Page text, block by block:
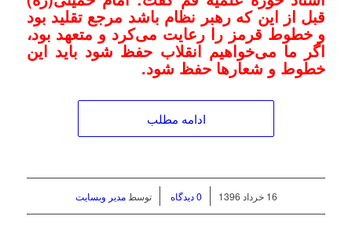
قبل از این که رهبر نظام باشد مرجع تقلید بود
و خطوط قرمز را رعایت می‌کرد و متعهد بود،
اگر ما می‌خواهیم انقلاب حفظ شود باید این
خطوط و شعارها حفظ شود.
ادامه مطلب
16 خرداد 1396 / 0 دیدگاه توسطمدیر وبسایت